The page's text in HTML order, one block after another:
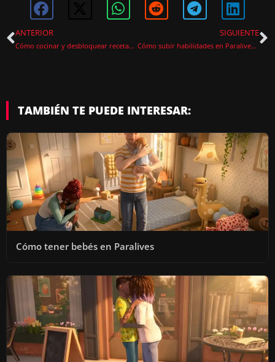
ANTERIOR
Cómo cocinar y desbloquear recetas en Paralives
SIGUIENTE
Cómo subir habilidades en Paralives rápido y sin perder el tiempo
TAMBIÉN TE PUEDE INTERESAR:
Cómo tener bebés en Paralives